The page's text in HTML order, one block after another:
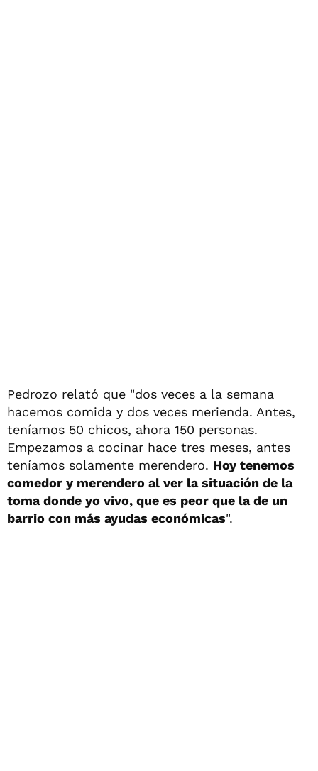
Pedrozo relató que "dos veces a la semana
hacemos comida y dos veces merienda. Antes,
teníamos 50 chicos, ahora 150 personas.
Empezamos a cocinar hace tres meses, antes
teníamos solamente merendero. Hoy tenemos
comedor y merendero al ver la situación de la
toma donde yo vivo, que es peor que la de un
barrio con más ayudas económicas".